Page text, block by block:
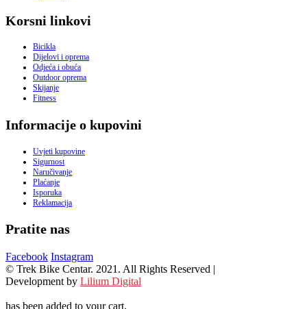
Korsni linkovi
Bicikla
Dijelovi i oprema
Odjeća i obuća
Outdoor oprema
Skijanje
Fitness
Informacije o kupovini
Uvjeti kupovine
Sigurnost
Naručivanje
Plaćanje
Isporuka
Reklamacija
Pratite nas
Facebook Instagram
© Trek Bike Centar. 2021. All Rights Reserved |
Development by Lilium Digital
has been added to your cart.